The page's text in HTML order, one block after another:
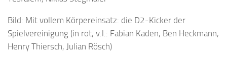
Bild: Mit vollem Körpereinsatz: die D2-Kicker der
Spielvereinigung (in rot, v.l.: Fabian Kaden, Ben Heckmann,
Henry Thiersch, Julian Rösch)